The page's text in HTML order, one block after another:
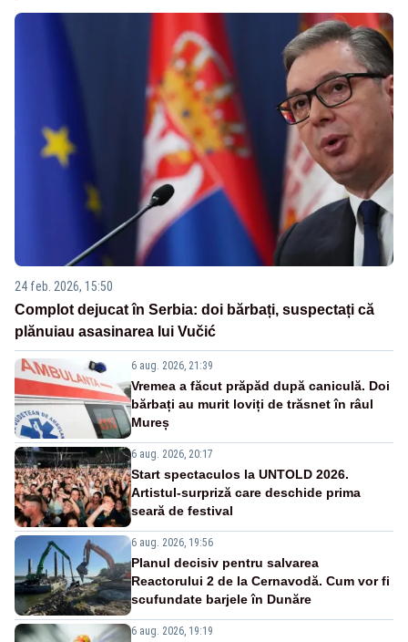
24 feb. 2026, 15:50
Complot dejucat în Serbia: doi bărbați, suspectați că
plănuiau asasinarea lui Vučić
6 aug. 2026, 21:39
Vremea a făcut prăpăd după caniculă. Doi
bărbați au murit loviți de trăsnet în râul
Mureș
6 aug. 2026, 20:17
Start spectaculos la UNTOLD 2026.
Artistul-surpriză care deschide prima
seară de festival
6 aug. 2026, 19:56
Planul decisiv pentru salvarea
Reactorului 2 de la Cernavodă. Cum vor fi
scufundate barjele în Dunăre
6 aug. 2026, 19:19